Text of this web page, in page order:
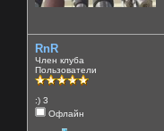
RnR
Член клуба
Пользователи
:) 3
Офлайн